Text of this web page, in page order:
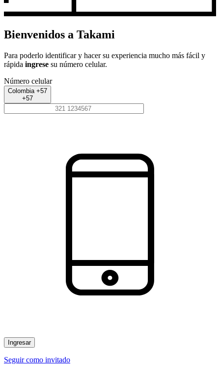
Bienvenidos a Takami
Para poderlo identificar y hacer su experiencia mucho más fácil y
rápida ingrese su número celular.
Número celular
Colombia +57
+57
Ingresar
Seguir como invitado